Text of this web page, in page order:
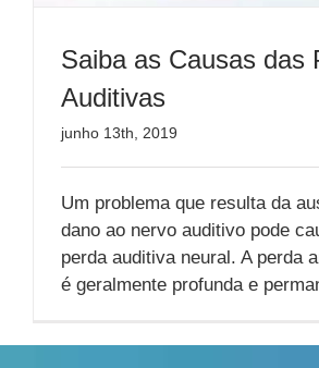
Saiba as Causas das
Auditivas
junho 13th, 2019
Um problema que resulta da
dano ao nervo auditivo pode
perda auditiva neural. A perda
é geralmente profunda e